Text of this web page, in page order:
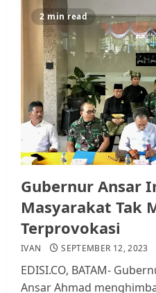
2 min read
Gubernur Ansar
Masyarakat Tak
Terprovokasi
IVAN SEPTEMBER 12, 2023
EDISI.CO, BATAM-
Ansar Ahmad